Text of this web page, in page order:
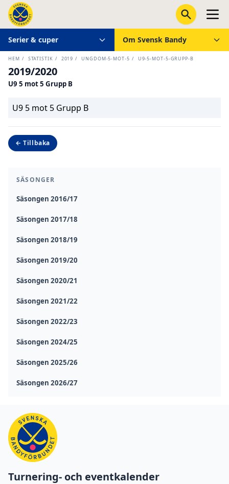
Serier & cuper Om Svensk Bandy
HEM / STATISTIK / 2019 / UNGDOM-5-MOT-5 / U9-5-MOT-5-GRUPP-B
SÄSONGER
Säsongen 2016/17
Säsongen 2017/18
Säsongen 2018/19
Säsongen 2019/20
Säsongen 2020/21
Säsongen 2021/22
Säsongen 2022/23
Säsongen 2024/25
Säsongen 2025/26
Säsongen 2026/27
2019/2020
U9 5 mot 5 Grupp B
U9 5 mot 5 Grupp B
← Tillbaka
Turnering- och eventkalender